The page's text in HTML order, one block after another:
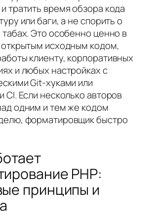
тратить время обзора кода
или баги, а не спорить о
табах. Это особенно ценно в
открытым исходным кодом,
клиенту, корпоративных
и любых настройках с
Git‑хуками или
CI. Если несколько авторов
одним и тем же кодом
форматировщик быстро
PHP:
принципы и